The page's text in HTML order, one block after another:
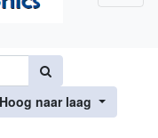
naar laag